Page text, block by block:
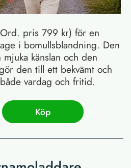
pris 799 kr) för en
i bomullsblandning. Den
känslan och den
den till ett bekvämt och
vardag och fritid.
Köp